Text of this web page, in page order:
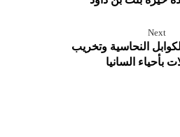
Next
النحاسية وتخريب
بأحياء السانيا